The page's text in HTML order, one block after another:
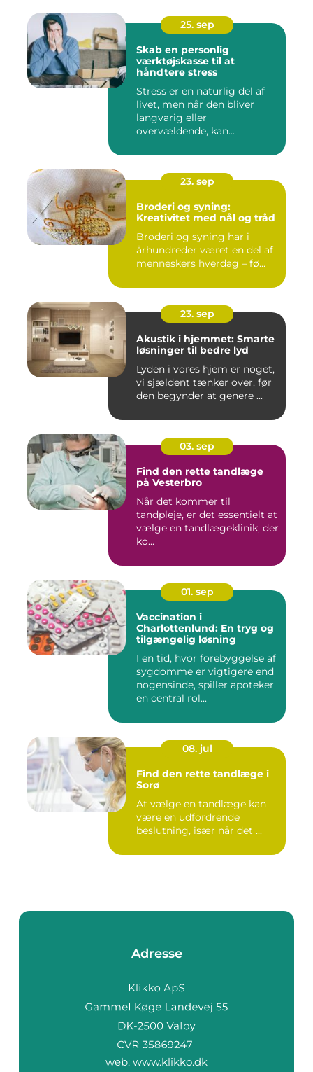
25. sep
Skab en personlig
værktøjskasse til at
håndtere stress
Stress er en naturlig del af
livet, men når den bliver
langvarig eller
overvældende, kan...
23. sep
Broderi og syning:
Kreativitet med nål og tråd
Broderi og syning har i
århundreder været en del af
menneskers hverdag – fø...
23. sep
Akustik i hjemmet: Smarte
løsninger til bedre lyd
Lyden i vores hjem er noget,
vi sjældent tænker over, før
den begynder at genere ...
03. sep
Find den rette tandlæge
på Vesterbro
Når det kommer til
tandpleje, er det essentielt at
vælge en tandlægeklinik, der
ko...
01. sep
Vaccination i
Charlottenlund: En tryg og
tilgængelig løsning
I en tid, hvor forebyggelse af
sygdomme er vigtigere end
nogensinde, spiller apoteker
en central rol...
08. jul
Find den rette tandlæge i
Sorø
At vælge en tandlæge kan
være en udfordrende
beslutning, især når det ...
Adresse
web: www.klikko.dk